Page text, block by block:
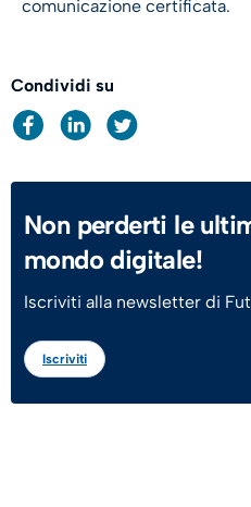
comunicazione certificata.
Condividi su
Non perderti le
mondo digitale!
Iscriviti alla newsletter di
Iscriviti